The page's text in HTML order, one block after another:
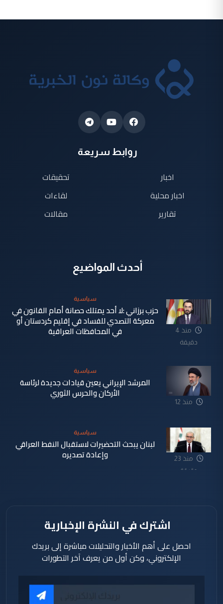
روابط سريعة
اخبار
اخبار محلية
تقارير
تحقيقات
لقاءات
مقالات
أحدث المواضيع
منذ 4
دقيقة
سياسية
حزب برزاني :لا أحد يمتلك حصانة أمام القانون في
معركة التصدي للفساد في إقليم كردستان أو
في المحافظات العراقية
منذ 12
سياسية
المرشد الإيراني يعين قيادات جديدة لرئاسة
الأركان والحرس الثوري
منذ 23
دقيقة
سياسية
لبنان يبحث التحضيرات لاستقبال النفط العراقي
وإعادة تصديره
اشترك في النشرة الإخبارية
احصل على أهم الأخبار والتحليلات مباشرة إلى بريدك
الإلكتروني، وكن أول من يعرف آخر التطورات